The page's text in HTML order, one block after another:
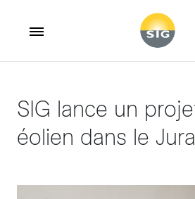
SIG lance un
éolien dans le Jura